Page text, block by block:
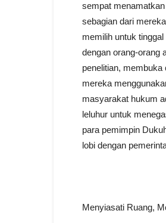
sempat
sebagian dari
memilih untuk
dengan orang-orang
penelitian,
mereka
masyarakat hukum
leluhur untuk
para pemimpin
lobi dengan
Menyiasati Ruang,